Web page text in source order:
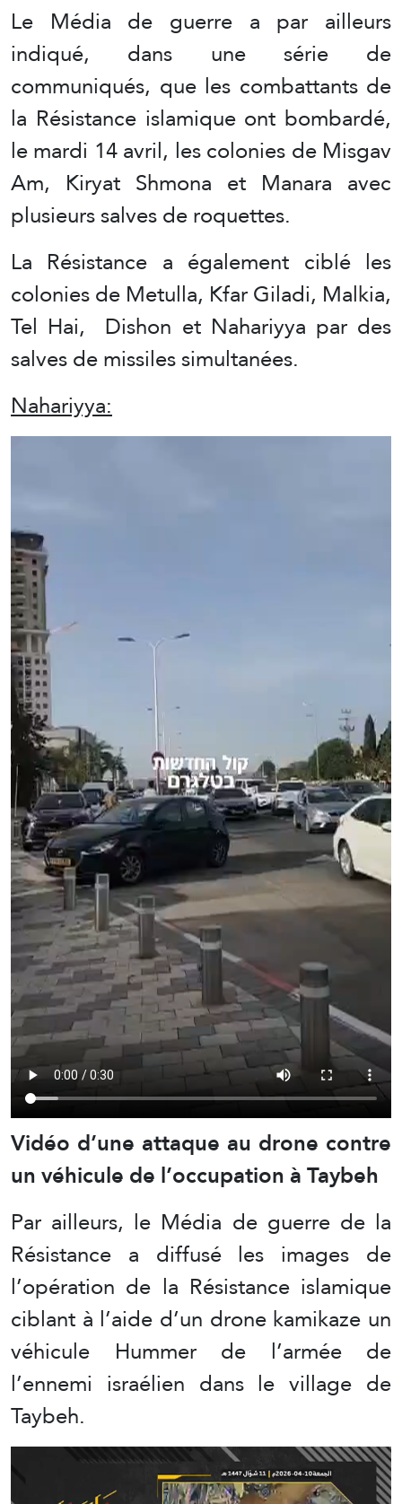
Le Média de guerre a par ailleurs
indiqué, dans une série de
communiqués, que les combattants de
la Résistance islamique ont bombardé,
le mardi 14 avril, les colonies de Misgav
Am, Kiryat Shmona et Manara avec
plusieurs salves de roquettes.
La Résistance a également ciblé les
colonies de Metulla, Kfar Giladi, Malkia,
Tel Hai, Dishon et Nahariyya par des
salves de missiles simultanées.
Nahariyya:
Vidéo d’une attaque au drone contre
un véhicule de l’occupation à Taybeh
Par ailleurs, le Média de guerre de la
Résistance a diffusé les images de
l’opération de la Résistance islamique
ciblant à l’aide d’un drone kamikaze un
véhicule Hummer de l’armée de
l’ennemi israélien dans le village de
Taybeh.